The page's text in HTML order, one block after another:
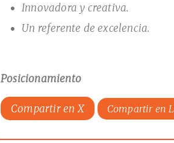
Innovadora y creativa.
Un referente de excelencia.
Posicionamiento
Compartir en X Compartir en